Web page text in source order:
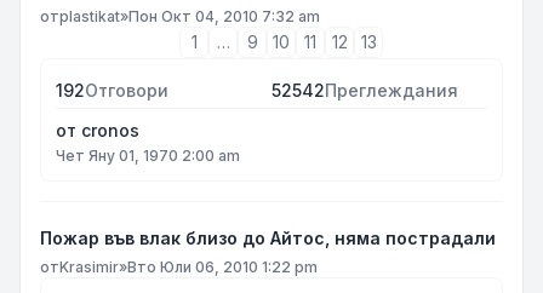
отplastikat»Пон Окт 04, 2010 7:32 am
1 … 9 10 11 12 13
192Отговори 52542Преглеждания
от cronos
Чет Яну 01, 1970 2:00 am
Пожар във влак близо до Айтос, няма пострадали
отKrasimir»Вто Юли 06, 2010 1:22 pm